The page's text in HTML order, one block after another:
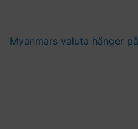
Myanmars valuta hänger